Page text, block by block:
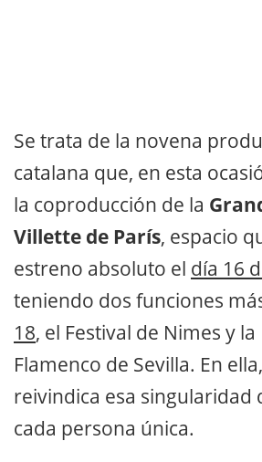
Se trata de la novena
catalana que, en esta
la coproducción de la
Villette de París, espacio
estreno absoluto el día 16
teniendo dos funciones
18, el Festival de Nimes y
Flamenco de Sevilla. En
reivindica esa singularidad
cada persona única.